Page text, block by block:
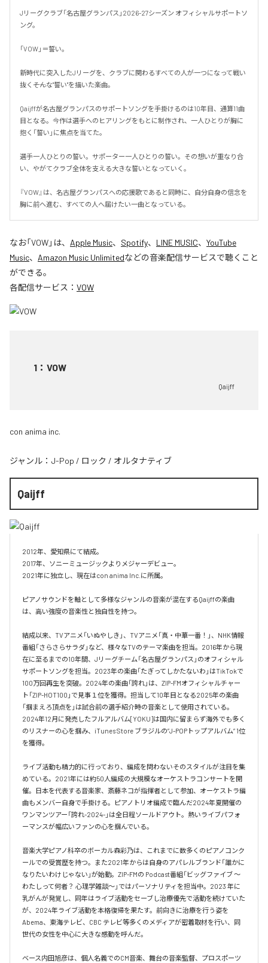
Jリーグクラブ「名古屋グランパス」2026-27シーズン オフィシャルサポートソ
ング。
「VOW」＝誓い。
新時代に突入したJリーグを、クラブに関わるすべての人が一つになって戦い
抜く――そんな"誓い"を描いた楽曲。
Qaijffが名古屋グランパスのサポートソングを手掛けるのは10年目、通算11曲
目となる。今作は選手へのヒアリングをもとに制作され、一人ひとりが胸に
抱く「誓い」に焦点を当てた。
選手一人ひとりの誓い。サポーター一人ひとりの誓い。その想いが重なり合
い、やがてクラブ全体を支える大きな誓いとなっていく。
『VOW』は、名古屋グランパスへの応援歌であると同時に、自分自身の信念を
胸に前へ進む、すべての人へ届けたい一曲となっている。
なお「VOW」は、 Apple Music、 Spotify、 LINE MUSIC、 YouTube
Music、 Amazon Music Unlimitedなどの音楽配信サービスで聴くこと
ができる。
各配信サービス： VOW
1 ： VOW
Qaijff
con anima inc.
ジャンル： J-Pop / ロック / オルタナティブ
Qaijff
2012年、愛知県にて結成。
2017年、ソニーミュージックよりメジャーデビュー。
2021年に独立し、現在はcon anima Inc.に所属。
ピアノサウンドを軸として多様なジャンルの音楽が混在するQaijffの楽曲
は、高い強度の音楽性と独自性を持つ。
結成以来、TVアニメ「いぬやしき」、TVアニメ「真・中華一番！」、NHK情報
番組「さらさらサラダ」など、様々なTVのテーマ楽曲を担当。2016年から現
在に至るまでの10年間、Jリーグチーム「名古屋グランパス」のオフィシャル
サポートソングを担当。2023年の楽曲「たぎってしかたないわ」はTikTokで
100万回再生を突破。2024年の楽曲「誇れ」は、ZIP-FMオフィシャルチャー
ト「ZIP-HOT100」で見事１位を獲得。担当して10年目となる2025年の楽曲
「掴まえろ頂点を」は試合前の選手紹介時の音楽として使用されている。
2024年12月に発売したフルアルバム[YOKU]は国内に留まらず海外でも多く
のリスナーの心を掴み、iTunes Store ブラジルの”J-POPトップアルバム” 1位
を獲得。
ライブ活動も精力的に行っており、編成を問わないそのスタイルが注目を集
めている。2021年には約50人編成の大規模なオーケストラコンサートを開
催。日本を代表する音楽家、斎藤ネコが指揮者として参加、オーケストラ編
曲もメンバー自身で手掛ける。ピアノトリオ編成で臨んだ2024年夏開催の
ワンマンツアー「誇れ-2024-」は全日程ソールドアウト。熱いライブパフォ
ーマンスが幅広いファンの心を掴んでいる。
音楽大学ピアノ科卒のボーカル森彩乃は、これまでに数多くのピアノコンク
ールでの受賞歴を持つ。また2021年からは自身のアパレルブランド「誰かに
なりたいわけじゃない」が始動。ZIP-FMの Podcast番組「ビッグファイブ 〜
わたしって何者？ 心理学雑談〜」ではパーソナリティを担当中。2023 年に
乳がんが発覚し、同年はライブ活動をセーブし治療優先で活動を続けていた
が、2024年ライブ活動を本格復帰を果たす。前向きに治療を行う姿を
Abema、東海テレビ、CBC テレビ等多くのメディアが密着取材を行い、同
世代の女性を中心に大きな感動を呼んだ。
ベース内田旭彦は、個人名義でのCM音楽、舞台の音楽監督、プロスポーツ